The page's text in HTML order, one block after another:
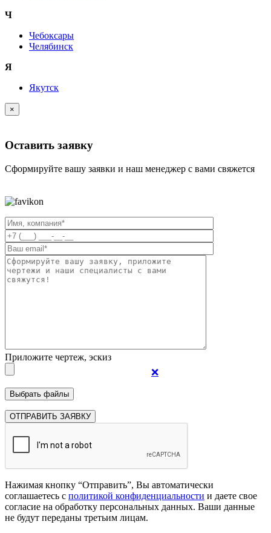
Ч
Чебоксары
Челябинск
Я
Якутск
×
Оставить заявку
Сформируйте вашу заявки и наш менеджер с вами свяжется
Приложите чертеж, эскиз
❌
Нажимая кнопку “Отправить”, Вы автоматически
соглашаетесь с политикой конфиденциальности и даете свое
согласие на обработку персональных данных. Ваши данные
не будут переданы третьим лицам.